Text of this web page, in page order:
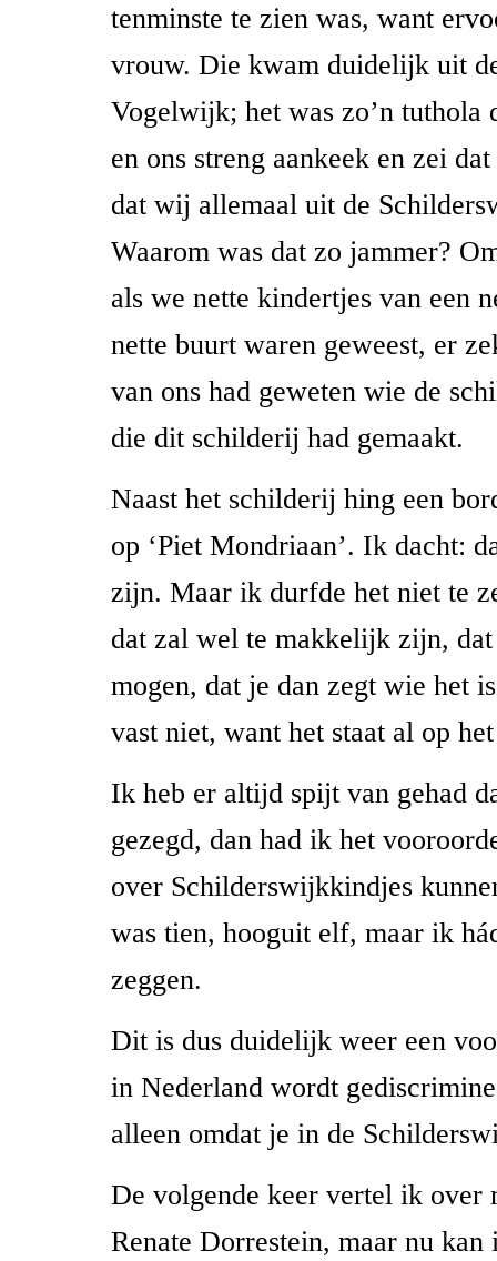
tenminste te zien was, want
vrouw. Die kwam duidelijk uit
Vogelwijk; het was zo’n tuthola
en ons streng aankeek en zei
dat wij allemaal uit de
Waarom was dat zo jammer?
als we nette kindertjes van een
nette buurt waren geweest, er
van ons had geweten wie de
die dit schilderij had gemaakt.
Naast het schilderij hing een
op ‘Piet Mondriaan’. Ik dacht:
zijn. Maar ik durfde het niet te
dat zal wel te makkelijk zijn,
mogen, dat je dan zegt wie het
vast niet, want het staat al op
Ik heb er altijd spijt van gehad
gezegd, dan had ik het
over Schilderswijkkindjes
was tien, hooguit elf, maar ik
zeggen.
Dit is dus duidelijk weer een
in Nederland wordt
alleen omdat je in de
De volgende keer vertel ik over
Renate Dorrestein, maar nu kan